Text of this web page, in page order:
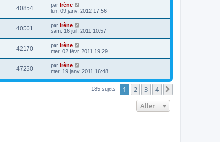
40854 par Irène
lun. 09 janv. 2012 17:56
40561 par Irène
sam. 16 juil. 2011 10:57
42170 par Irène
mer. 02 févr. 2011 19:29
47250 par Irène
mer. 19 janv. 2011 16:48
185 sujets 1 2 3 4
Aller